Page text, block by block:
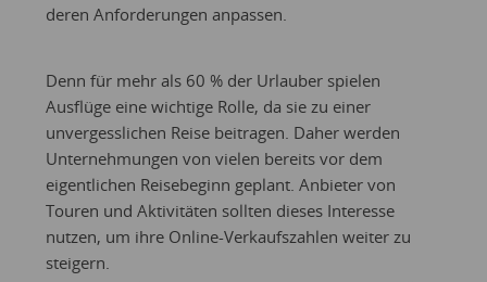
deren Anforderungen anpassen.
Denn für mehr als 60 % der Urlauber spielen
Ausflüge eine wichtige Rolle, da sie zu einer
unvergesslichen Reise beitragen. Daher werden
Unternehmungen von vielen bereits vor dem
eigentlichen Reisebeginn geplant. Anbieter von
Touren und Aktivitäten sollten dieses Interesse
nutzen, um ihre Online-Verkaufszahlen weiter zu
steigern.